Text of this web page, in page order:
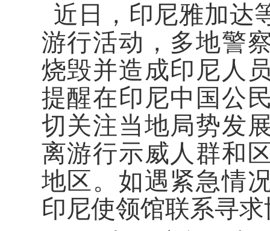
近日，印尼雅加达
游行活动，多地警
烧毁并造成印尼人
提醒在印尼中国公
切关注当地局势发
离游行示威人群和
地区。如遇紧急情
印尼使领馆联系寻